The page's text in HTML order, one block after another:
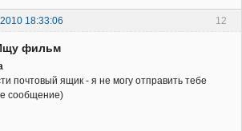
12
18:33:06
фильм
почтовый ящик - я не могу отправить тебе
сообщение)